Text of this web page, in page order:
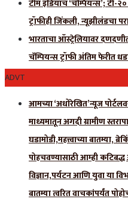
टीम इंडियाचं ‘चॅम्पियन्स’; टी-
ट्रॉफीही जिंकली, न्यूझीलंडचा
भारताचा ऑस्ट्रेलियावर
चॅम्पियन्स ट्रॉफी अंतिम फेरीत
ADVT
आमच्या ‘अधोरेखित’न्यूज
माध्यमातून अगदी ग्रामीण
घडामोडी,महत्त्वाच्या बातम्या,
पोहचवण्यासाठी आम्ही कटिबद्ध
विज्ञान,पर्यटन आणि युवा या
बातम्या त्वरित वाचकांपर्यंत